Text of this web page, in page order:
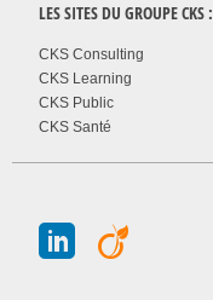
LES SITES DU GROUPECKS :
CKS Consulting
CKS Learning
CKS Public
CKS Santé
J A